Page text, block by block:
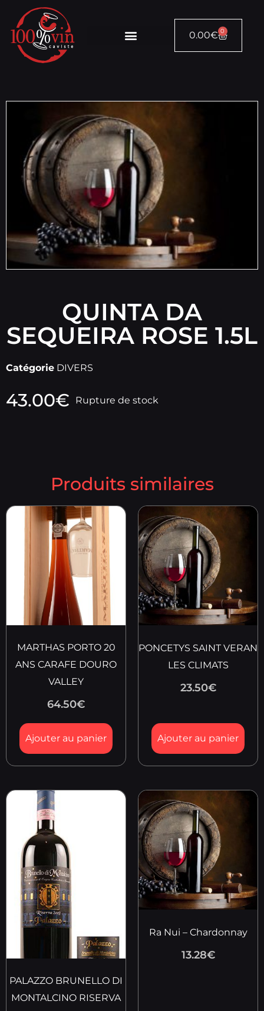
0.00€ 0
QUINTA DA
SEQUEIRA ROSE 1.5L
Catégorie DIVERS
43.00€ Rupture de stock
Produits similaires
MARTHAS PORTO 20
ANS CARAFE DOURO
VALLEY
64.50€
Ajouter au panier
PONCETYS SAINT VERAN
LES CLIMATS
23.50€
Ajouter au panier
PALAZZO BRUNELLO DI
MONTALCINO RISERVA
Ra Nui – Chardonnay
13.28€